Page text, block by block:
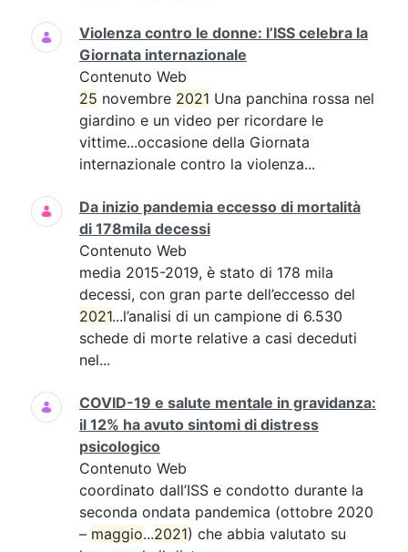
Violenza contro le donne: l’ISS celebra la
Giornata internazionale
Contenuto Web
25 novembre 2021 Una panchina rossa nel
giardino e un video per ricordare le
vittime...occasione della Giornata
internazionale contro la violenza...
Da inizio pandemia eccesso di mortalità
di 178mila decessi
Contenuto Web
media 2015-2019, è stato di 178 mila
decessi, con gran parte dell’eccesso del
2021...l’analisi di un campione di 6.530
schede di morte relative a casi deceduti
nel...
COVID-19 e salute mentale in gravidanza:
il 12% ha avuto sintomi di distress
psicologico
Contenuto Web
coordinato dall’ISS e condotto durante la
seconda ondata pandemica (ottobre 2020
– maggio...2021) che abbia valutato su